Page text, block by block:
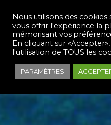
Nous utilisons des
vous offrir l'expérience la
mémorisant vos
En cliquant sur
l'utilisation de TOUS les
PARAMÈTRES